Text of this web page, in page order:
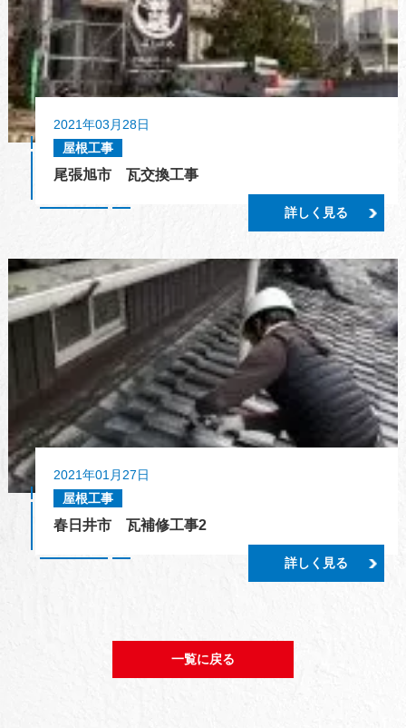
2021年03月28日
屋根工事
尾張旭市 瓦交換工事
詳しく見る
2021年01月27日
屋根工事
春日井市 瓦補修工事2
詳しく見る
一覧に戻る